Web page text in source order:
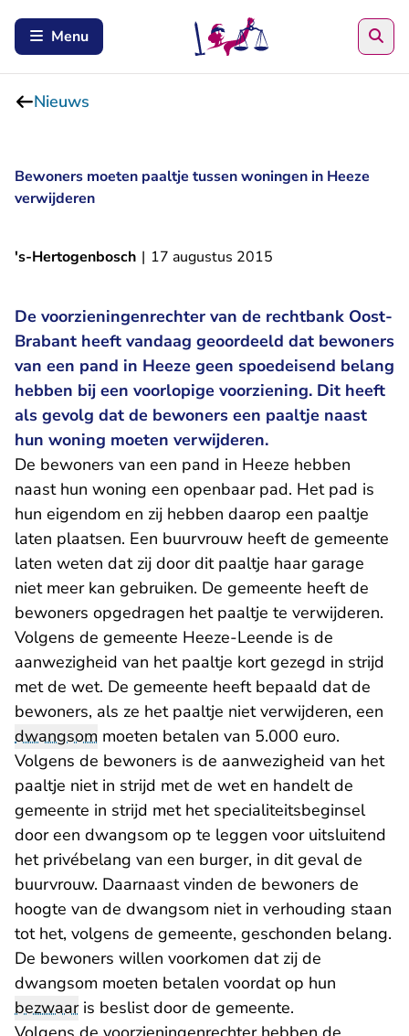
Menu
Nieuws
Bewoners moeten paaltje tussen woningen in Heeze
verwijderen
's-Hertogenbosch | 17 augustus 2015
De voorzieningenrechter van de rechtbank Oost-
Brabant heeft vandaag geoordeeld dat bewoners
van een pand in Heeze geen spoedeisend belang
hebben bij een voorlopige voorziening. Dit heeft
als gevolg dat de bewoners een paaltje naast
hun woning moeten verwijderen.
De bewoners van een pand in Heeze hebben
naast hun woning een openbaar pad. Het pad is
hun eigendom en zij hebben daarop een paaltje
laten plaatsen. Een buurvrouw heeft de gemeente
laten weten dat zij door dit paaltje haar garage
niet meer kan gebruiken. De gemeente heeft de
bewoners opgedragen het paaltje te verwijderen.
Volgens de gemeente Heeze-Leende is de
aanwezigheid van het paaltje kort gezegd in strijd
met de wet. De gemeente heeft bepaald dat de
bewoners, als ze het paaltje niet verwijderen, een
dwangsom moeten betalen van 5.000 euro.
Volgens de bewoners is de aanwezigheid van het
paaltje niet in strijd met de wet en handelt de
gemeente in strijd met het specialiteitsbeginsel
door een dwangsom op te leggen voor uitsluitend
het privébelang van een burger, in dit geval de
buurvrouw. Daarnaast vinden de bewoners de
hoogte van de dwangsom niet in verhouding staan
tot het, volgens de gemeente, geschonden belang.
De bewoners willen voorkomen dat zij de
dwangsom moeten betalen voordat op hun
bezwaaris beslist door de gemeente.